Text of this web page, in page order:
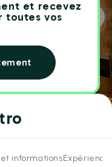
et recevez
toutes vos
informations